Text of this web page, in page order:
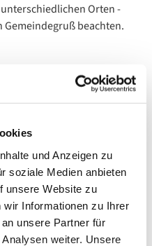
und Anzeigen zu
soziale Medien anbieten
unsere Website zu
wir Informationen zu Ihrer
unsere Partner für
weiter. Unsere
Orten -
beachten.